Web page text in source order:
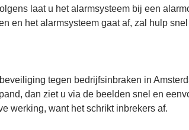
laat u het alarmsysteem bij een
en het alarmsysteem gaat af, zal hulp
tegen bedrijfsinbraken in
dan ziet u via de beelden snel en
werking, want het schrikt inbrekers af.